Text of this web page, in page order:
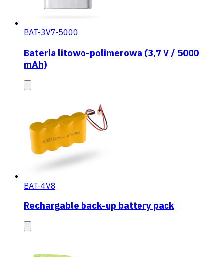
BAT-3V7-5000
Bateria litowo-polimerowa (3,7 V / 5000
mAh)
BAT-4V8
Rechargable back-up battery pack